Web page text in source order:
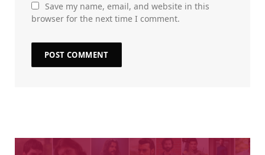
Save my name, email, and website in this
browser for the next time I comment.